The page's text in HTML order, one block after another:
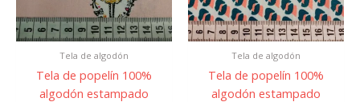
Tela de algodón
Tela de popelín 100%
algodón estampado
Tela de algodón
Tela de popelín 100%
algodón estampado